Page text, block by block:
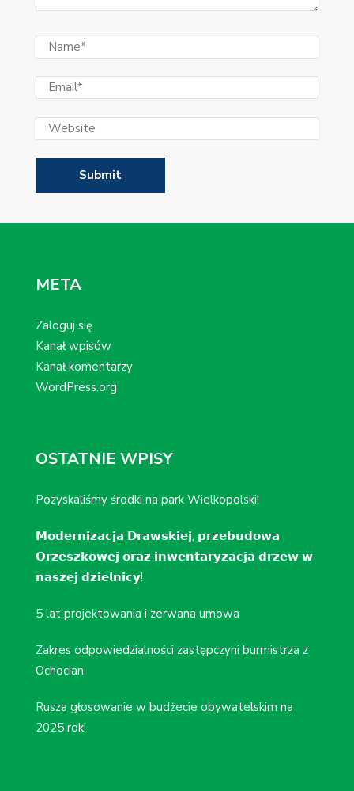
META
Zaloguj się
Kanał wpisów
Kanał komentarzy
WordPress.org
OSTATNIE WPISY
Pozyskaliśmy środki na park Wielkopolski!
𝗠𝗼𝗱𝗲𝗿𝗻𝗶𝘇𝗮𝗰𝗷𝗮 𝗗𝗿𝗮𝘄𝘀𝗸𝗶𝗲𝗷, 𝗽𝗿𝘇𝗲𝗯𝘂𝗱𝗼𝘄𝗮
𝗢𝗿𝘇𝗲𝘀𝘇𝗸𝗼𝘄𝗲𝗷 𝗼𝗿𝗮𝘇 𝗶𝗻𝘄𝗲𝗻𝘁𝗮𝗿𝘆𝘇𝗮𝗰𝗷𝗮 𝗱𝗿𝘇𝗲𝘄 𝘄
𝗻𝗮𝘀𝘇𝗲𝗷 𝗱𝘇𝗶𝗲𝗹𝗻𝗶𝗰𝘆!
5 lat projektowania i zerwana umowa
Zakres odpowiedzialności zastępczyni burmistrza z
Ochocian
Rusza głosowanie w budżecie obywatelskim na
2025 rok!